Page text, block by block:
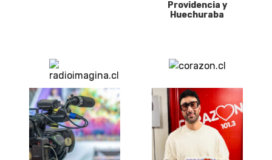
Providencia y
Huechuraba